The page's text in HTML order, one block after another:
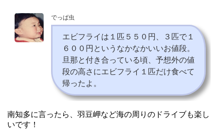
でっぱ虫
エビフライは１匹５５０円、３匹で１
６００円というなかなかいいお値段。
旦那と付き合っている頃、予想外の値
段の高さにエビフライ１匹だけ食べて
帰ったよ。
南知多に言ったら、羽豆岬など海の周りのドライブも楽し
いです！